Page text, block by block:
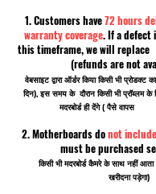
1. Customers have72 hours
warranty coverage. If a defect
this timeframe, we will
(refunds are not
वेबसाइट द्वारा ऑर्डर किया किसी भी
दिन), इस समय के दौरान किसी भी प्रॉब्लम के
मदरबोर्ड ही देंगे ( पैसे वापस
2. Motherboards donot
must be purchased
किसी भी मदरबोर्ड कैमरे के साथ नहीं आता
खरीदना पड़ेगा)